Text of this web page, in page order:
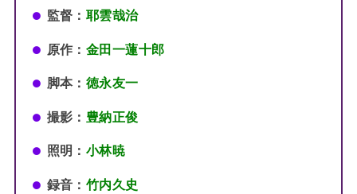
監督： 耶雲哉治
原作： 金田一蓮十郎
脚本： 徳永友一
撮影： 豊納正俊
照明： 小林暁
録音： 竹内久史